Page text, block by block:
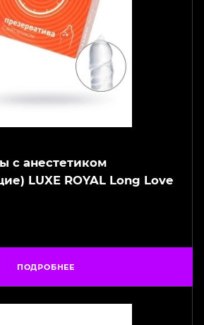
с анестетиком
LUXE ROYAL Long Love
ПОДРОБНЕЕ